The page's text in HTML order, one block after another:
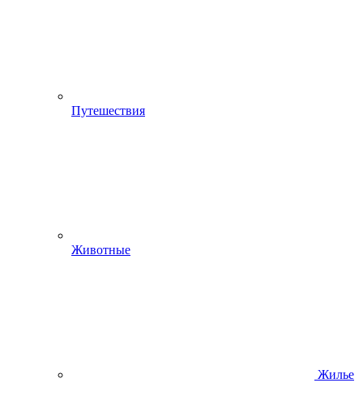
Путешествия
Животные
Жилье